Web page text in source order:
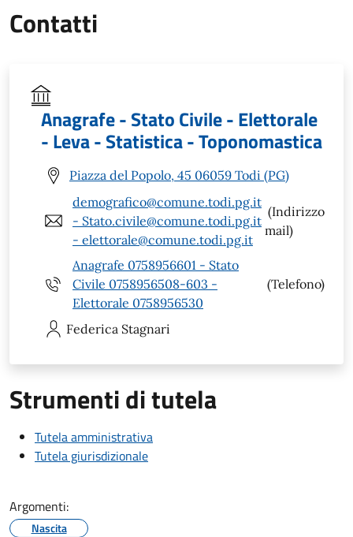
Contatti
Anagrafe - Stato Civile - Elettorale
- Leva - Statistica - Toponomastica
Piazza del Popolo, 45 06059 Todi (PG)
demografico@comune.todi.pg.it
- Stato.civile@comune.todi.pg.it
- elettorale@comune.todi.pg.it
(Indirizzo
mail)
Anagrafe 0758956601 - Stato
Civile 0758956508-603 -
Elettorale 0758956530
(Telefono)
Federica Stagnari
Strumenti di tutela
Tutela amministrativa
Tutela giurisdizionale
Argomenti:
Nascita